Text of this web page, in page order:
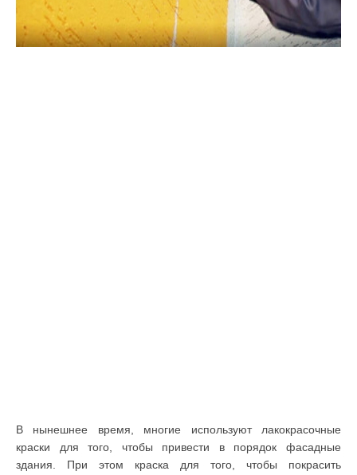
В нынешнее время, многие используют лакокрасочные
краски для того, чтобы привести в порядок фасадные
здания. При этом краска для того, чтобы покрасить